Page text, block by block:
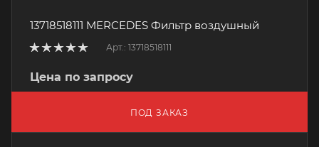
13718518111 MERCEDES Фильтр воздушный
Арт.: 13718518111
Цена по запросу
ПОД ЗАКАЗ